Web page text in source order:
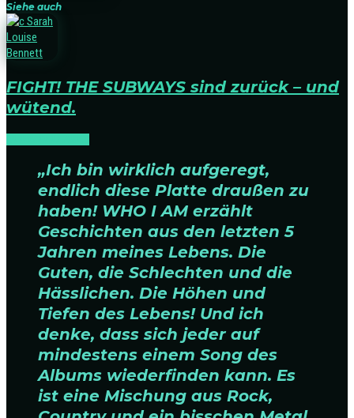
Siehe auch
FIGHT! THE SUBWAYS sind zurück – und
wütend.
„Ich bin wirklich aufgeregt,
endlich diese Platte draußen zu
haben! WHO I AM erzählt
Geschichten aus den letzten 5
Jahren meines Lebens. Die
Guten, die Schlechten und die
Hässlichen. Die Höhen und
Tiefen des Lebens! Und ich
denke, dass sich jeder auf
mindestens einem Song des
Albums wiederfinden kann. Es
ist eine Mischung aus Rock,